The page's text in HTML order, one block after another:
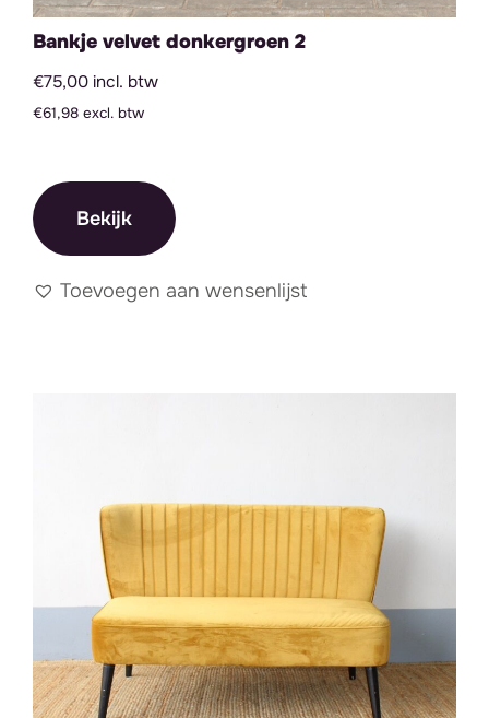
Bankje velvet donkergroen 2
€75,00 incl. btw
€61,98 excl. btw
Bekijk
Toevoegen aan wensenlijst